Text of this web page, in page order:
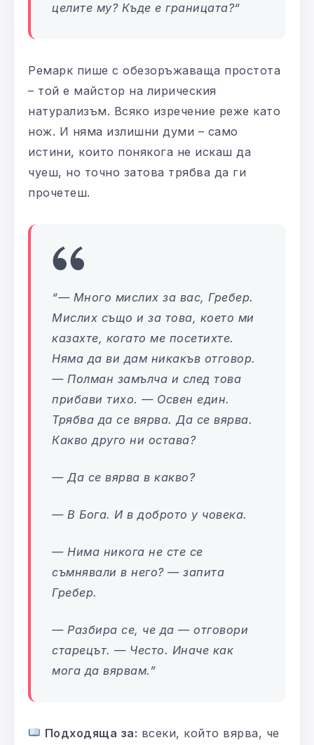
целите му? Къде е границата?“
Ремарк пише с обезоръжаваща простота
– той е майстор на лирическия
натурализъм. Всяко изречение реже като
нож. И няма излишни думи – само
истини, които понякога не искаш да
чуеш, но точно затова трябва да ги
прочетеш.
“— Много мислих за вас, Гребер.
Мислих също и за това, което ми
казахте, когато ме посетихте.
Няма да ви дам никакъв отговор.
— Полман замълча и след това
прибави тихо. — Освен един.
Трябва да се вярва. Да се вярва.
Какво друго ни остава?
— Да се вярва в какво?
— В Бога. И в доброто у човека.
— Нима никога не сте се
съмнявали в него? — запита
Гребер.
— Разбира се, че да — отговори
старецът. — Често. Иначе как
мога да вярвам.”
Подходяща за: всеки, който вярва, че